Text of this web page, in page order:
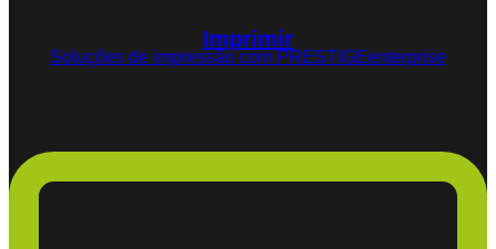
Imprimir
Soluções de impressão com PRESTIGEenterprise